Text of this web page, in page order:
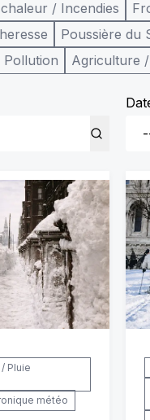
/ Incendies
Poussière du
Pollution
Agriculture
Pluie
météo